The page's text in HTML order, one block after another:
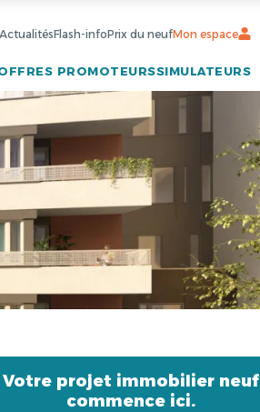
ActualitésFlash-infoPrix du neufMon espace
PROMOTEURSSIMULATEURS
Votre projet immobilier neuf
commence ici.